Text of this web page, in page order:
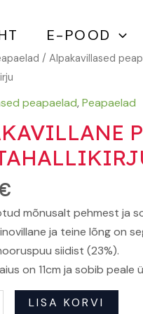
E-POOD
/Alpakavillased
peapaelad,Peapaelad
mõnusalt pehmest ja
ja teine lõng on
siidist (23%).
on 11cm ja sobib
LISA KORVI